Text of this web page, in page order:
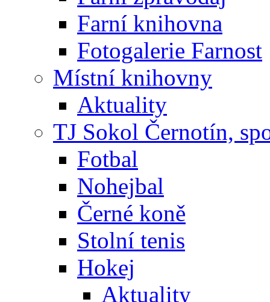
Farní knihovna
Fotogalerie Farnost
Místní knihovny
Aktuality
TJ Sokol Černotín,
Fotbal
Nohejbal
Černé koně
Stolní tenis
Hokej
Aktuality